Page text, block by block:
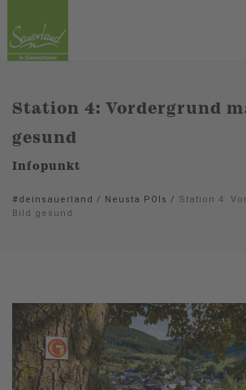
Station 4: Vordergrund
gesund
Infopunkt
#deinsauerland / Neusta POIs / Station 4:
Bild gesund